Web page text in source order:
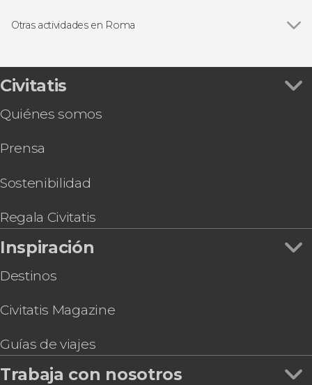
Fontana de Trevi
Museos Vaticanos y Capilla Sixtina
Castillo de Sant'Angelo
Museos Capitolinos
Galería Borghese
Free tours en Roma
Autobuses desde el aeropuerto de Roma
Autobuses turísticos en Roma
Gastronomía y enoturismo en Roma
Otras actividades en Roma
Excursión a Florencia y Pisa
Tour por el Estadio Olímpico de Roma
Autobús entre Civitavecchia y el aeropuerto de
Tour por las Catacumbas de la Vía Appia
Visita guiada por las catacumbas de San
Tour en bicicleta por Roma
OMNIA Rome & Vatican Card
Civitatis
Quiénes somos
Prensa
Sostenibilidad
Regala Civitatis
Inspiración
Destinos
Civitatis Magazine
Guías de viajes
Trabaja con nosotros